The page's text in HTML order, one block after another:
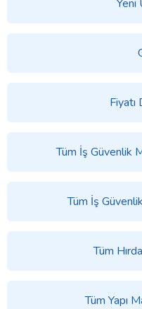
Yeni
Fiyatı
Tüm İş Güvenlik
Tüm İş
Tüm
Tüm Yapı